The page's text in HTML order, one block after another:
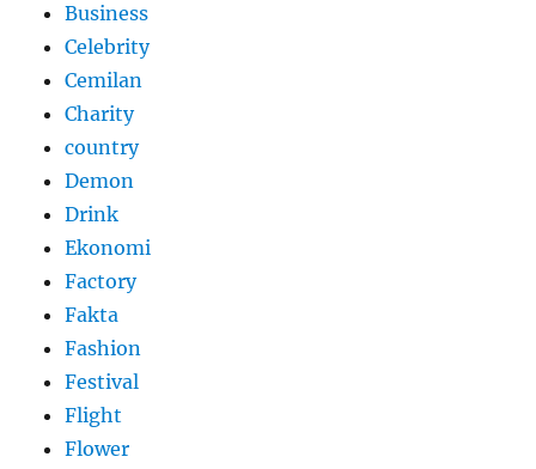
Business
Celebrity
Cemilan
Charity
country
Demon
Drink
Ekonomi
Factory
Fakta
Fashion
Festival
Flight
Flower